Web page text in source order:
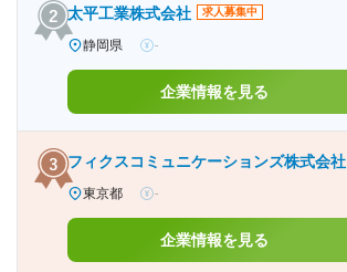
太平工業株式会社 求人募集中
静岡県 -
企業情報を見る
フィクスコミュニケーションズ株式会社
東京都 -
企業情報を見る